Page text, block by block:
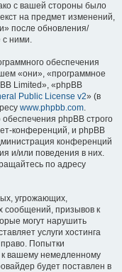
с вашей стороны было
на предмет изменений,
после обновления/
с ними.
обеспечения
«они», «программное
Limited», «phpBB
Public License v2» (в
www.phpbb.com.
phpBB строго
конференций, и phpBB
конференций
и/или поведения в них.
по адресу
угрожающих,
сообщений, призывов к
могут нарушить
услуги хостинга
Попытки
вашему немедленному
будет поставлен в